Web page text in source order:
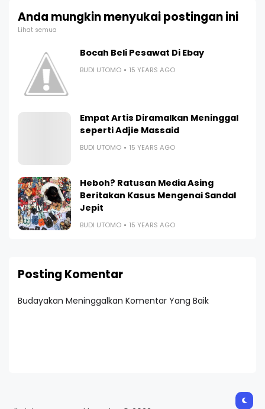
Anda mungkin menyukai postingan ini
Lihat semua
Bocah Beli Pesawat Di Ebay
BUDI UTOMO 15 YEARS AGO
Empat Artis Diramalkan Meninggal
seperti Adjie Massaid
BUDI UTOMO 15 YEARS AGO
Heboh? Ratusan Media Asing
Beritakan Kasus Mengenai Sandal
Jepit
BUDI UTOMO 15 YEARS AGO
Posting Komentar
Budayakan Meninggalkan Komentar Yang Baik